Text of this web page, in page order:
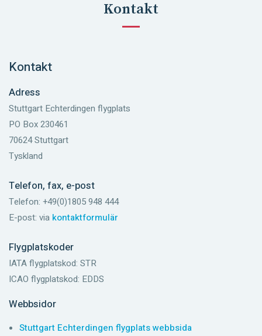
Kontakt
Kontakt
Adress
Stuttgart Echterdingen flygplats
PO Box 230461
70624 Stuttgart
Tyskland
Telefon, fax, e-post
Telefon: +49(0)1805 948 444
E-post: via kontaktformulär
Flygplatskoder
IATA flygplatskod: STR
ICAO flygplatskod: EDDS
Webbsidor
Stuttgart Echterdingen flygplats webbsida